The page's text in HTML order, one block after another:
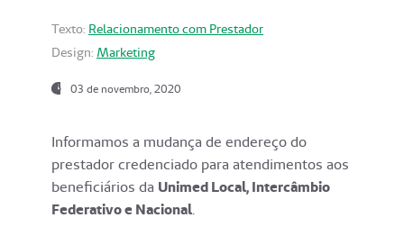
Texto: Relacionamento com Prestador
Design: Marketing
03 de novembro, 2020
Informamos a mudança de endereço do
prestador credenciado para atendimentos aos
beneficiários da Unimed Local, Intercâmbio
Federativo e Nacional.